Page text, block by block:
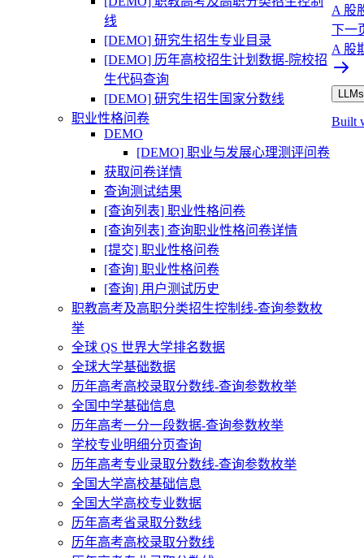
线
[DEMO] 研究生招生专业目录
[DEMO] 历年高校招生计划数据-院校招
生代码查询
[DEMO] 研究生招生国家分数线
职业性格问卷
DEMO
[DEMO] 职业与发展心理测评问卷
获取问卷详情
查询测试结果
[查询列表] 职业性格问卷
[查询列表] 查询职业性格问卷详情
[提交] 职业性格问卷
[查询] 职业性格问卷
[查询] 用户测试历史
职教高考及高职分类招生控制线-查询参数枚
举
全球 QS 世界大学排名数据
全球大学基础数据
历年高考高校录取分数线-查询参数枚举
全国中学基础信息
历年高考一分一段数据-查询参数枚举
学校专业明细分页查询
历年高考专业录取分数线-查询参数枚举
全国大学高校基础信息
全国大学高校专业数据
历年高考省录取分数线
历年高考高校录取分数线
A 股
下一
A 股
Built